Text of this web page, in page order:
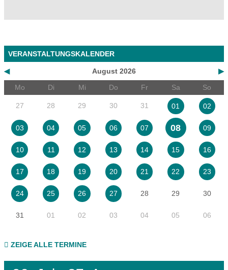
VERANSTALTUNGSKALENDER
◀ ▶
August 2026
Mo
Di Mi Do Fr Sa So
27 28 29 30 31 01 02
03 04 05 06 07 08 09
10 11 12 13 14 15 16
17 18 19 20 21 22 23
24 25 26 27 28 29 30
31 01 02 03 04 05 06
ZEIGE ALLE TERMINE